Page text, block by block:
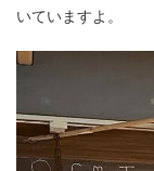
いていますよ。